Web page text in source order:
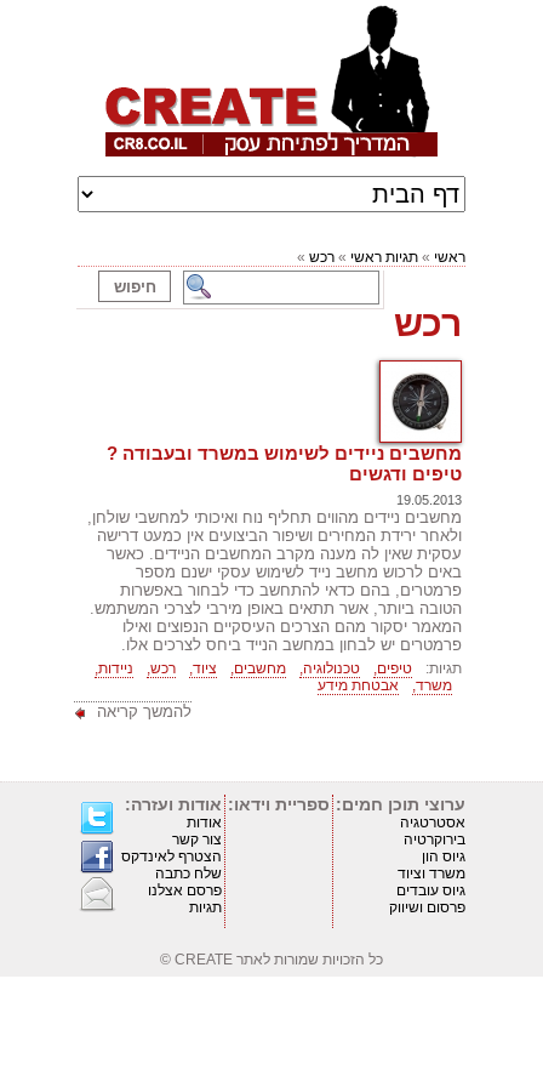
ראשי » תגיות ראשי » רכש »
רכש
מחשבים ניידים לשימוש במשרד ובעבודה ?
טיפים ודגשים
19.05.2013
מחשבים ניידים מהווים תחליף נוח ואיכותי למחשבי שולחן,
ולאחר ירידת המחירים ושיפור הביצועים אין כמעט דרישה
עסקית שאין לה מענה מקרב המחשבים הניידים. כאשר
באים לרכוש מחשב נייד לשימוש עסקי ישנם מספר
פרמטרים, בהם כדאי להתחשב כדי לבחור באפשרות
הטובה ביותר, אשר תתאים באופן מירבי לצרכי המשתמש.
המאמר יסקור מהם הצרכים העיסקיים הנפוצים ואילו
פרמטרים יש לבחון במחשב הנייד ביחס לצרכים אלו.
תגיות: טיפים, טכנולוגיה, מחשבים, ציוד, רכש,
ניידות,
משרד,
אבטחת מידע
להמשך קריאה
ערוצי תוכן חמים:
אסטרטגיה
בירוקרטיה
גיוס הון
משרד וציוד
גיוס עובדים
פרסום ושיווק
ספריית וידאו: אודות ועזרה:
אודות
צור קשר
הצטרף לאינדקס
שלח כתבה
פרסם אצלנו
תגיות
כל הזכויות שמורות לאתר CREATE ©